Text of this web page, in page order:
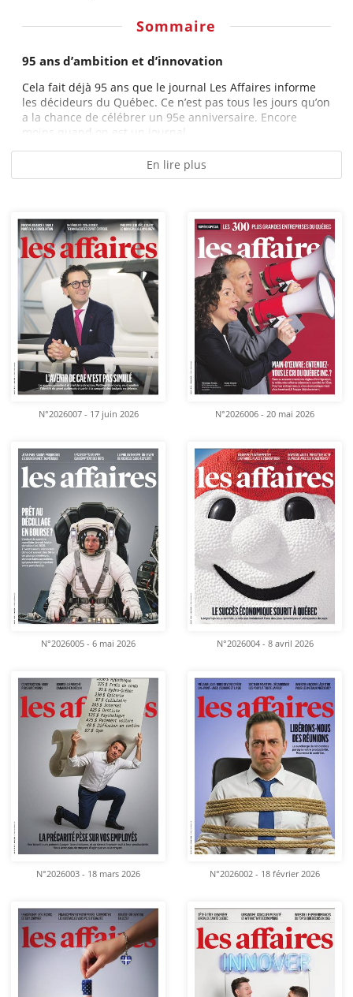
Sommaire
95 ans d’ambition et d’innovation
Cela fait déjà 95 ans que le journal Les Affaires informe
les décideurs du Québec. Ce n’est pas tous les jours qu’on
a la chance de célébrer un 95e anniversaire. Encore
moins quand on est un journal...
En lire plus
N°2026007 - 17 juin 2026 N°2026006 - 20 mai 2026
N°2026005 - 6 mai 2026 N°2026004 - 8 avril 2026
N°2026003 - 18 mars 2026 N°2026002 - 18 février 2026